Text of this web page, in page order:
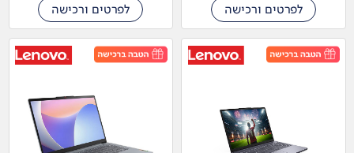
לפרטים ורכישה לפרטים ורכישה